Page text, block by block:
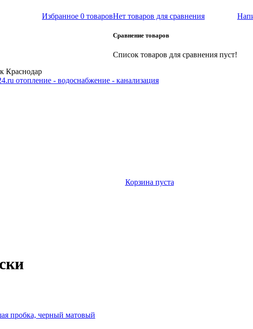
Краснодар
Избранное 0 товаровНет товаров для сравнения
Сравнение товаров
Список товаров для сравнения пуст!
отопление - водоснабжение - канализация
Корзина пуста
пробка, черный матовый